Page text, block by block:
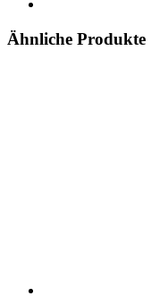
Ähnliche Produkte